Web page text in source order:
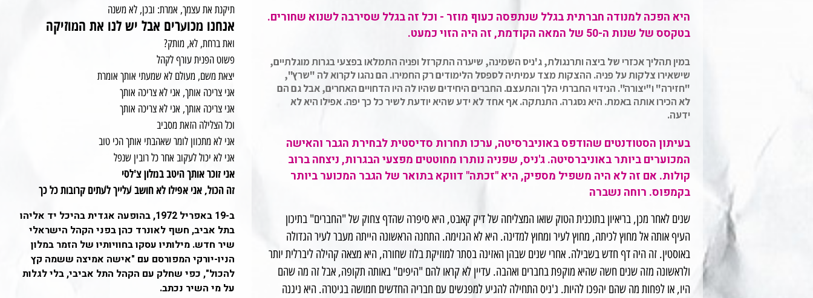
היא הפכה למנודה חברתית בגלל שנתפסה כעוף מוזר - וכל זה בגלל שסירבה לשנוא שחורים.
בטקסס של שנות ה-50 של המאה הקודמת, זה היה הזוי כמעט.
במין תהליך אכזרי של ביצה ותרנגולת, ג'ניס השמינה, שיערה התקרזל ופניה התמלאו בפצעי בגרות מוגלתיים,
שישאירו צלקות על פניה. ההצקות מצד עמיתיה לספסל הלימודים רק החמירו. הם נהגו לקרוא לה "שרץ",
"חזירה" ו"יצורה". הנידוי החברתי הלך והתעצם. החברים היחידים שהיו לה היו הדחויים האחרים, אבל גם הם
לא הכירו אותה באמת. היא נסגרה. התנתקה. אף אחד לא ידע שהיא יודעת לשיר כל כך יפה. אפילו היא לא
ידעה.
בעיתון הסטודנטים שהודפס באוניברסיטה, ערכו תחרות סדיסטית לבחירת הגבר והאישה
המכוערים ביותר באוניברסיטה. ג'ניס, שפניה נותרו מחוטטים מפצעי הבגרות, ניצחה ברוב
קולות. אם זה לא היה משפיל מספיק, היא "זכתה" דווקא בתואר של הגבר המכוער ביותר
בקמפוס. רוחה נשברה
שנים לאחר מכן, בריאיון בתוכנית הטוק שואו המצליחה של דיק קאבט, היא סיפרה שהדף צחוק של "החברים" בתיכון
העיף אותה אל מחוץ לכיתה, מחוץ לעיר ומחוץ למדינה. היא לא הגזימה. התחנה הראשונה הייתה מעבר לעיר הגדולה
באוסטין. זה היה דף חדש בשבילה. אחרי שנים שבהן האזינה בסתר למוזיקת בלוז שחורה, היא מצאה קהילה ליברלית יותר
ולראשונה מזה שנים חשה שהיא מוקפת בחברים ואהבה. עדיין לא קראו להם "היפים" באותה תקופה, אבל זה מה שהם
היו, או לפחות מה שהם יהפכו להיות. ג'ניס התחילה להגיע למפגשים עם חבריה החדשים חמושה בגיטרה. היא ניגנה
תיקנת את עצמך, אמרת: ובכן, לא משנה
אנחנו מכוערים אבל יש לנו את המוזיקה
ואת ברחת, לא, מותק?
פשוט הפנית עורף לקהל
יצאת משם, מעולם לא שמעתי אותך אומרת
אני צריכה אותך, אני לא צריכה אותך
אני צריכה אותך, אני לא צריכה אותך
וכל הצלילה הזאת מסביב
אני לא מתכוון לומר שאהבתי אותך הכי טוב
אני לא יכול לעקוב אחר כל רובין שנפל
אני זוכר אותך היטב במלון צ'לסי
זה הכול, אני אפילו לא חושב עלייך לעתים קרובות כל כך
ב-19 באפריל 1972, בהופעה אגדית בהיכל יד אליהו
בתל אביב, חשף לאונרד כהן בפני הקהל הישראלי
שיר חדש. מילותיו עסקו בחוויותיו של הזמר במלון
הניו-יורקי המפורסם עם "אישה אמיצה ששמה קץ
להכול", כפי שחלק עם הקהל התל אביבי, בלי לגלות
על מי השיר נכתב.